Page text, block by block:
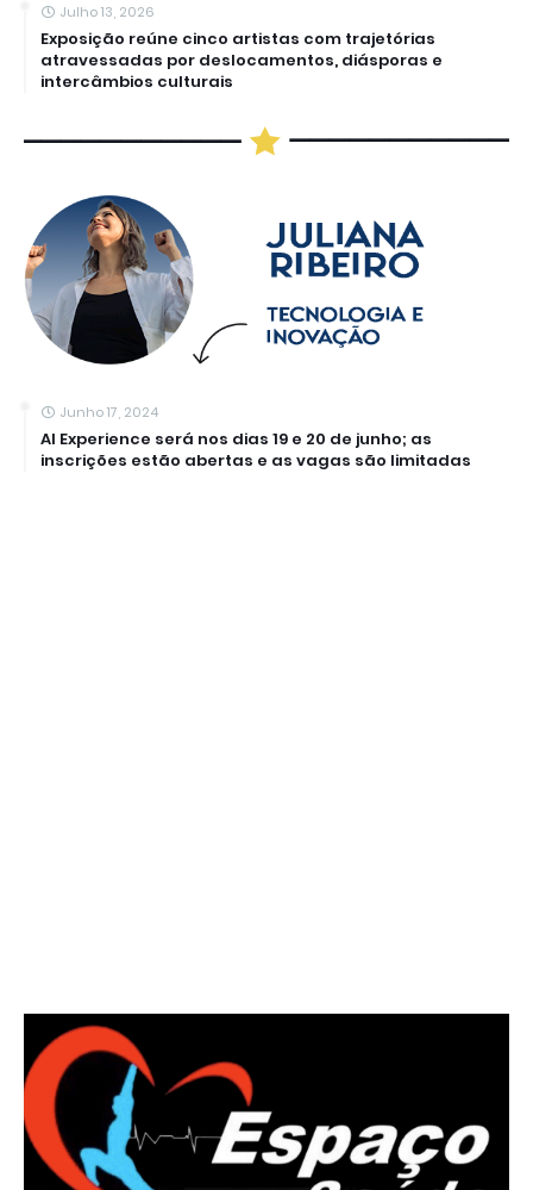
Julho 13, 2026
Exposição reúne cinco artistas com trajetórias
atravessadas por deslocamentos, diásporas e
intercâmbios culturais
Junho 17, 2024
AI Experience será nos dias 19 e 20 de junho; as
inscrições estão abertas e as vagas são limitadas